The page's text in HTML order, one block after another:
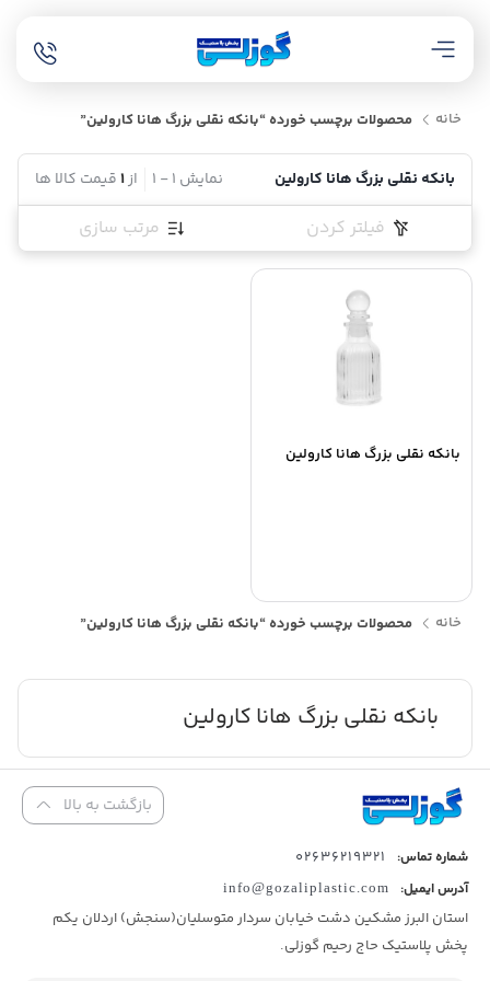
خانه محصولات برچسب خورده “بانکه نقلی بزرگ هانا کارولین”
بانکه نقلی بزرگ هانا کارولین نمایش 1
-
1 از1قیمت کالا ها
فیلتر کردن مرتب سازی
بانکه نقلی بزرگ هانا کارولین
خانه محصولات برچسب خورده “بانکه نقلی بزرگ هانا کارولین”
بانکه نقلی بزرگ هانا کارولین
بازگشت به بالا
شماره تماس: 02636219321
آدرس ایمیل: info@gozaliplastic.com
استان البرز مشکین دشت خیابان سردار متوسلیان(سنجش) اردلان یکم
پخش پلاستیک حاج رحیم گوزلی.